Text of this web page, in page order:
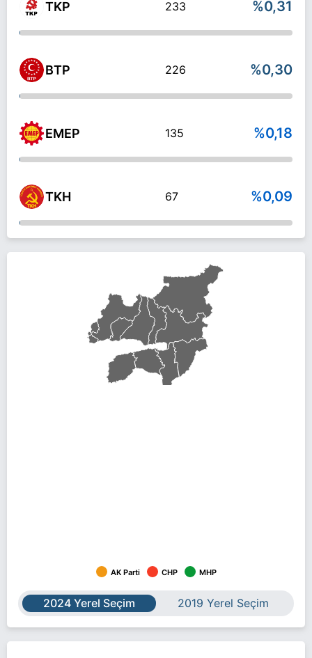
TKP 233 %0,31
BTP 226 %0,30
EMEP 135 %0,18
TKH 67 %0,09
AK Parti CHP MHP
2024 Yerel Seçim 2019 Yerel Seçim